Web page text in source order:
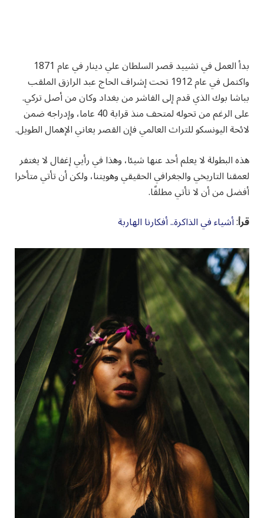
بدأ العمل في تشييد قصر السلطان علي دينار في عام 1871
واكتمل في عام 1912 تحت إشراف الحاج عبد الرازق الملقب
بباشا بوك الذي قدم إلى الفاشر من بغداد وكان من أصل تركي.
على الرغم من تحوله لمتحف منذ قرابة 40 عاما، وإدراجه ضمن
لائحة اليونسكو للتراث العالمي فإن القصر يعاني الإهمال الطويل.
هذه البطولة لا يعلم أحد عنها شيئا، وهذا في رأيي إغفال لا يغتفر
لعمقنا التاريخي والجغرافي الحقيقي وهويتنا، ولكن أن تأتي متأخرا
أفضل من أن لا تأتي مطلقًا.
قرأ:أشياء في الذاكرة.. أفكارنا الهاربة